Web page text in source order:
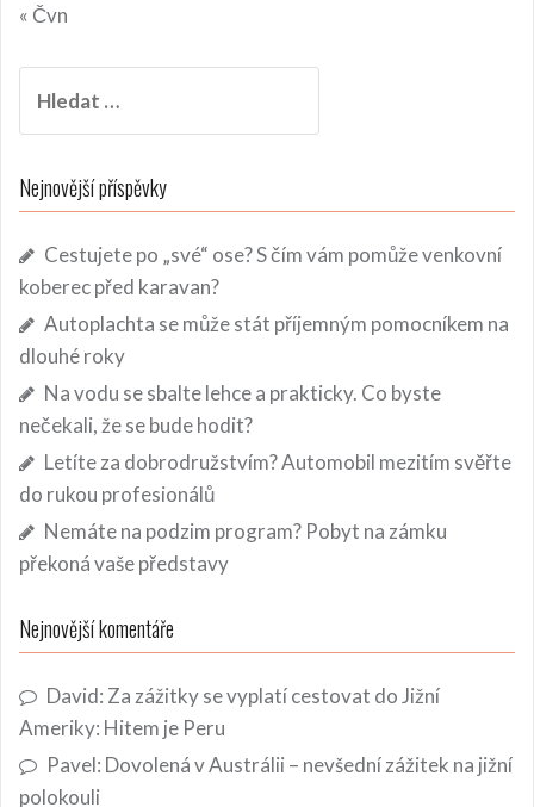
« Čvn
Nejnovější příspěvky
Cestujete po „své“ ose? S čím vám pomůže venkovní
koberec před karavan?
Autoplachta se může stát příjemným pomocníkem na
dlouhé roky
Na vodu se sbalte lehce a prakticky. Co byste
nečekali, že se bude hodit?
Letíte za dobrodružstvím? Automobil mezitím svěřte
do rukou profesionálů
Nemáte na podzim program? Pobyt na zámku
překoná vaše představy
Nejnovější komentáře
David: Za zážitky se vyplatí cestovat do Jižní
Ameriky: Hitem je Peru
Pavel: Dovolená v Austrálii – nevšední zážitek na jižní
polokouli